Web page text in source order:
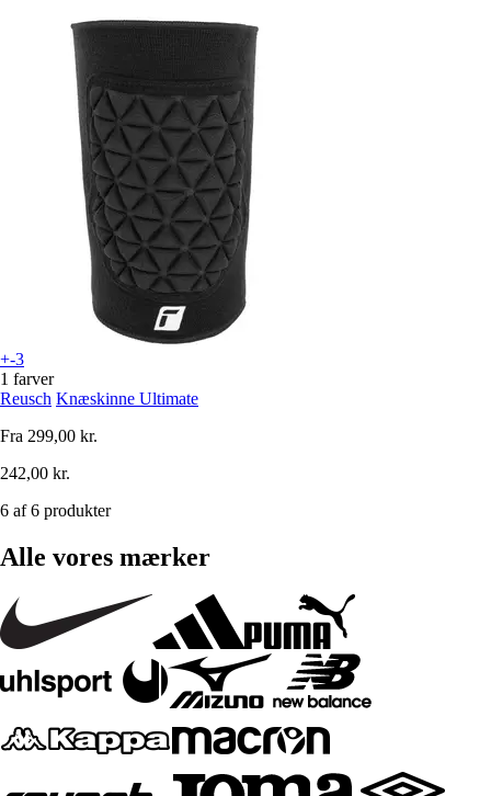
+-3
1 farver
Reusch Knæskinne Ultimate
Fra 299,00 kr.
242,00 kr.
6 af 6 produkter
Alle vores mærker